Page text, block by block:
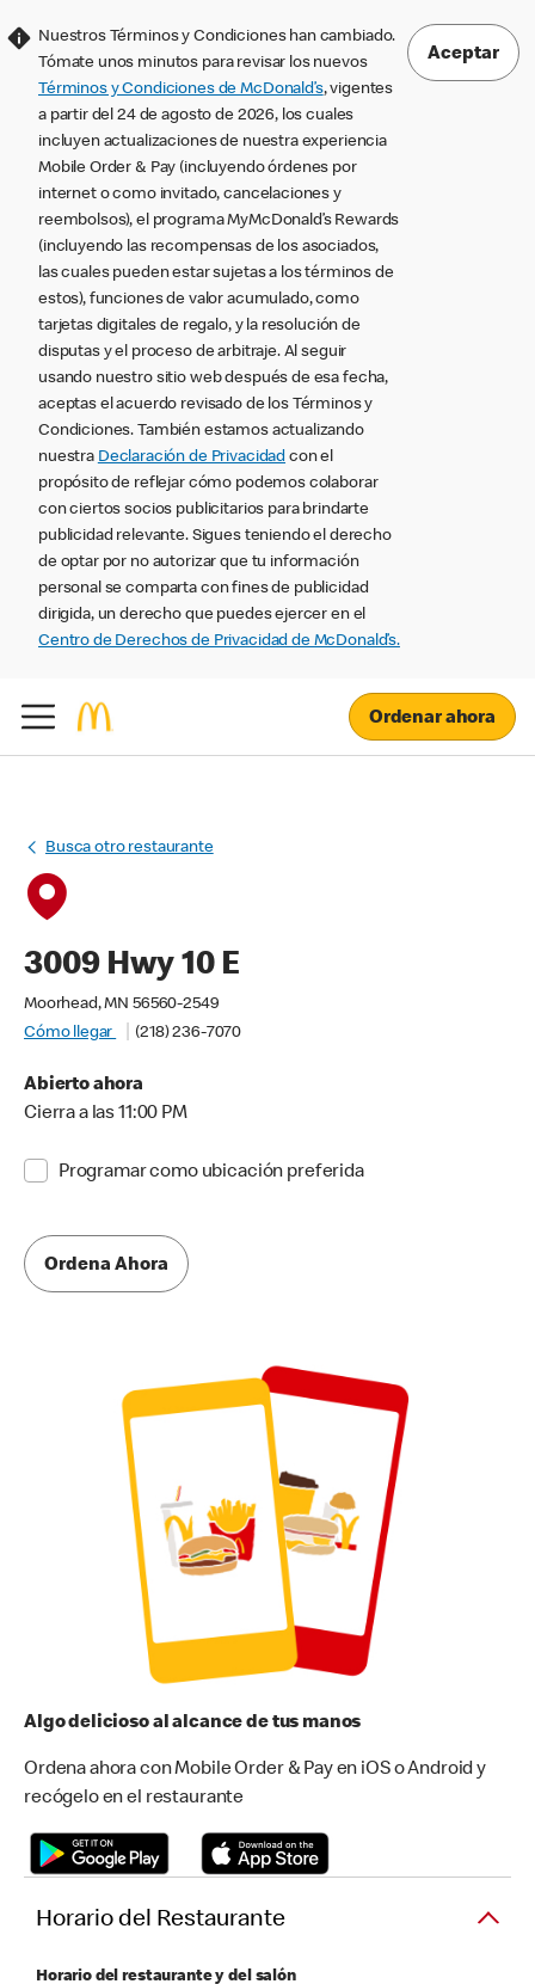
Nuestros Términos y Condiciones han cambiado.
Tómate unos minutos para revisar los nuevos
Términos y Condiciones de McDonald’s, vigentes
a partir del 24 de agosto de 2026, los cuales
incluyen actualizaciones de nuestra experiencia
Mobile Order & Pay (incluyendo órdenes por
internet o como invitado, cancelaciones y
reembolsos), el programa MyMcDonald’s Rewards
(incluyendo las recompensas de los asociados,
las cuales pueden estar sujetas a los términos de
estos), funciones de valor acumulado, como
tarjetas digitales de regalo, y la resolución de
disputas y el proceso de arbitraje. Al seguir
usando nuestro sitio web después de esa fecha,
aceptas el acuerdo revisado de los Términos y
Condiciones. También estamos actualizando
nuestra Declaración de Privacidad con el
propósito de reflejar cómo podemos colaborar
con ciertos socios publicitarios para brindarte
publicidad relevante. Sigues teniendo el derecho
de optar por no autorizar que tu información
personal se comparta con fines de publicidad
dirigida, un derecho que puedes ejercer en el
Centro de Derechos de Privacidad de McDonald’s.
Aceptar
Ordenar ahora
Busca otro restaurante
3009 Hwy 10 E
Moorhead, MN 56560-2549
Cómo llegar
(218) 236-7070
Abierto ahora
Cierra a las 11:00 PM
Programar como ubicación preferida
Ordena Ahora
Algo delicioso al alcance de tus manos
Ordena ahora con Mobile Order & Pay en iOS o Android y
recógelo en el restaurante
Horario del Restaurante
Horario del restaurante y del salón